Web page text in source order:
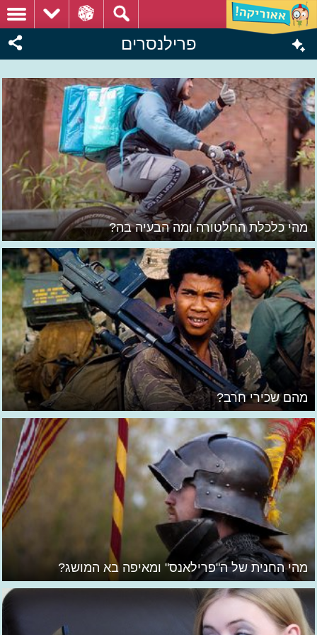
פרילנסרים
מהי כלכלת החלטורה ומה הבעיה בה?
מהם שכירי חרב?
מהי החנית של ה"פרילאנס" ומאיפה בא המושג?